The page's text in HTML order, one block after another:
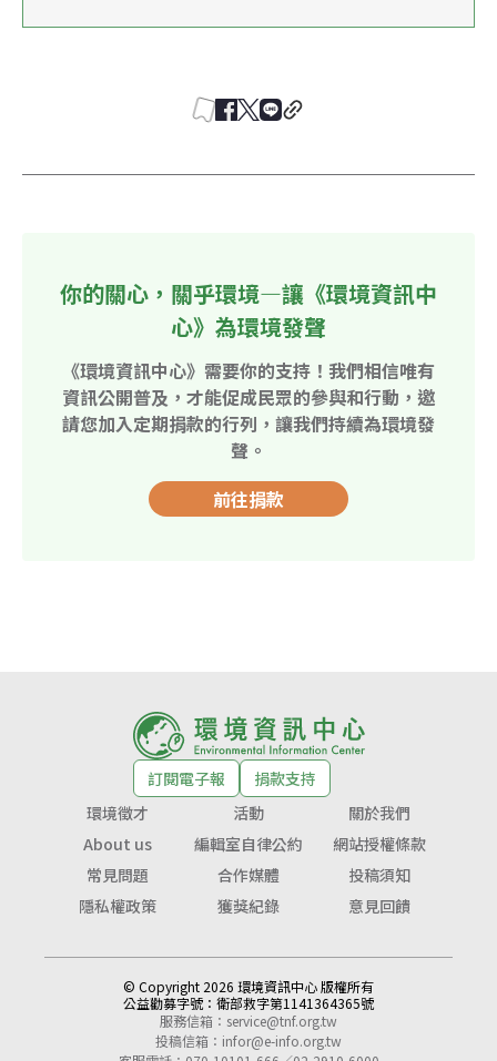
你的關心，關乎環境—讓《環境資訊中
心》為環境發聲
《環境資訊中心》需要你的支持！我們相信唯有
資訊公開普及，才能促成民眾的參與和行動，邀
請您加入定期捐款的行列，讓我們持續為環境發
聲。
前往捐款
訂閱電子報
捐款支持
環境徵才
活動
關於我們
About us
編輯室自律公約
網站授權條款
常見問題
合作媒體
投稿須知
隱私權政策
獲獎紀錄 意見回饋
© Copyright 2026 環境資訊中心 版權所有
公益勸募字號： 衛部救字第1141364365號
服務信箱： service@tnf.org.tw
投稿信箱： infor@e-info.org.tw